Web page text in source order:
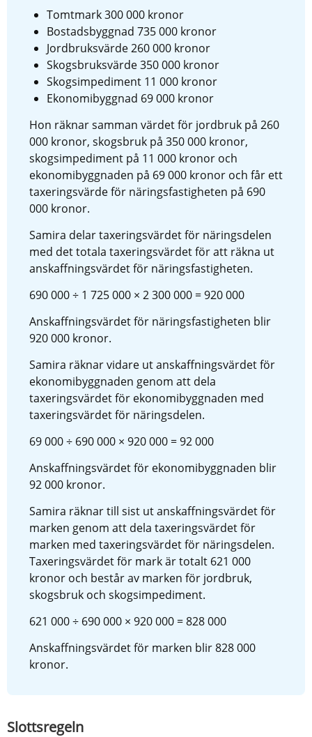
Tomtmark 300 000 kronor
Bostadsbyggnad 735 000 kronor
Jordbruksvärde 260 000 kronor
Skogsbruksvärde 350 000 kronor
Skogsimpediment 11 000 kronor
Ekonomibyggnad 69 000 kronor
Hon räknar samman värdet för jordbruk på 260
000 kronor, skogsbruk på 350 000 kronor,
skogsimpediment på 11 000 kronor och
ekonomibyggnaden på 69 000 kronor och får ett
taxeringsvärde för näringsfastigheten på 690
000 kronor.
Samira delar taxeringsvärdet för näringsdelen
med det totala taxeringsvärdet för att räkna ut
anskaffningsvärdet för näringsfastigheten.
690 000 ÷ 1 725 000 × 2 300 000 = 920 000
Anskaffningsvärdet för näringsfastigheten blir
920 000 kronor.
Samira räknar vidare ut anskaffningsvärdet för
ekonomibyggnaden genom att dela
taxeringsvärdet för ekonomibyggnaden med
taxeringsvärdet för näringsdelen.
69 000 ÷ 690 000 × 920 000 = 92 000
Anskaffningsvärdet för ekonomibyggnaden blir
92 000 kronor.
Samira räknar till sist ut anskaffningsvärdet för
marken genom att dela taxeringsvärdet för
marken med taxeringsvärdet för näringsdelen.
Taxeringsvärdet för mark är totalt 621 000
kronor och består av marken för jordbruk,
skogsbruk och skogsimpediment.
621 000 ÷ 690 000 × 920 000 = 828 000
Anskaffningsvärdet för marken blir 828 000
kronor.
Slottsregeln